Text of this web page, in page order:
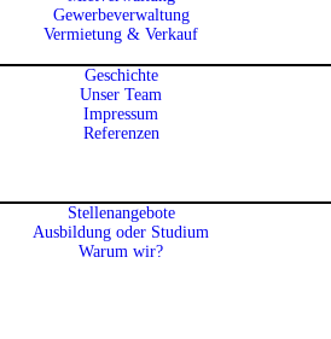
Gewerbeverwaltung
Vermietung & Verkauf
Geschichte
Unser Team
Impressum
Referenzen
Stellenangebote
Ausbildung oder Studium
Warum wir?
Karriere